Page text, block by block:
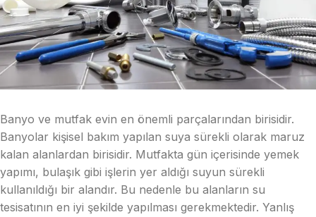
Banyo ve mutfak evin en önemli parçalarından birisidir.
Banyolar kişisel bakım yapılan suya sürekli olarak maruz
kalan alanlardan birisidir. Mutfakta gün içerisinde yemek
yapımı, bulaşık gibi işlerin yer aldığı suyun sürekli
kullanıldığı bir alandır. Bu nedenle bu alanların su
tesisatının en iyi şekilde yapılması gerekmektedir. Yanlış